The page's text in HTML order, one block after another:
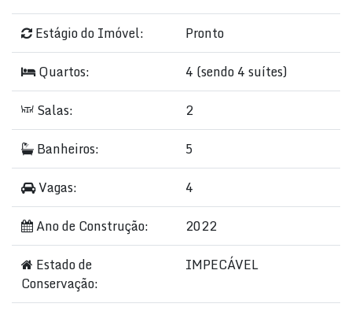
Estágio do Imóvel:
Pronto
Quartos:
4 (sendo 4 suítes)
Salas:
2
Banheiros:
5
Vagas:
4
Ano de Construção:
2022
Estado de
Conservação:
IMPECÁVEL